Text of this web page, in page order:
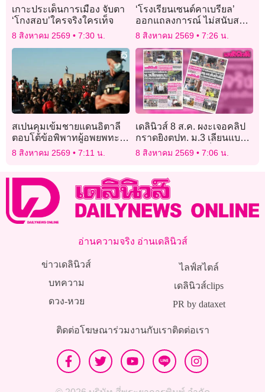
เกาะประเด็นการเมือง จับตา
‘โกงสอบ’ใครจริงใครเท็จ
8 สิงหาคม 2569 7:30 น.
‘โรงเรียนเซนต์คาเบรียล’
ออกแถลงการณ์ ไม่สนับสนุน
ความรุนแรงทุกรูปแบบ
8 สิงหาคม 2569 7:26 น.
สเปนคุมเข้มชายแดนอิตาลี
ตอบโต้ข้อพิพาทผู้อพยพทะ
ลักเซวตา
8 สิงหาคม 2569 7:11 น.
เดลินิวส์ 8 ส.ค. ผงะเจอคลิป
กราดยิงตปท. ม.3 เลียนแบบ
ซัลโวครู-นร.ตายเจ็บเพียบ
8 สิงหาคม 2569 7:06 น.
อ่านความจริง อ่านเดลินิวส์
ข่าวเดลินิวส์
บทความ
ดวง-หวย
ไลฟ์สไตล์
เดลินิวส์clips
PR by dataxet
ติดต่อโฆษณาร่วมงานกับเราติดต่อเรา